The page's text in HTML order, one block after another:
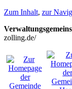
Zum Inhalt, zur
zolling.de/